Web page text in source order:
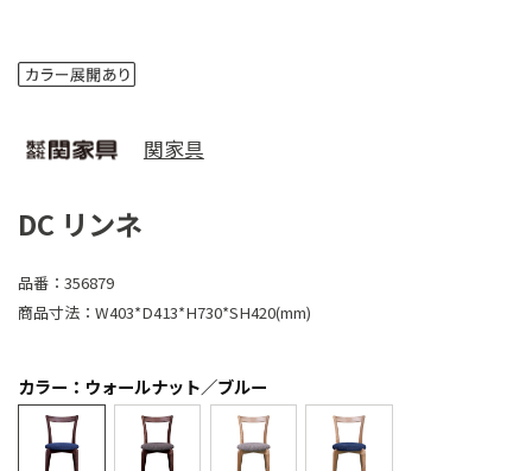
関家具
DC リンネ
品番： 356879
商品寸法： W403*D413*H730*SH420(mm)
カラー：ウォールナット／ブルー